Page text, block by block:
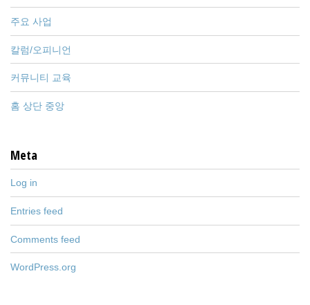
주요 사업
칼럼/오피니언
커뮤니티 교육
홈 상단 중앙
Meta
Log in
Entries feed
Comments feed
WordPress.org